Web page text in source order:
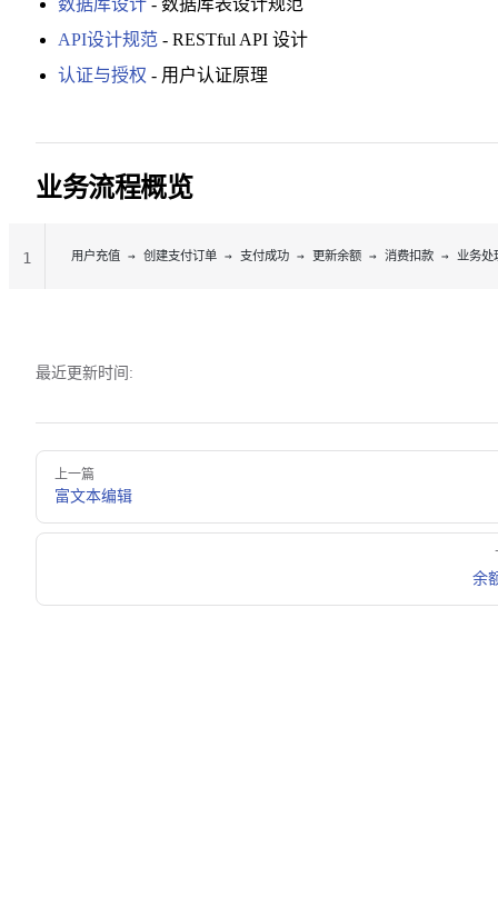
API设计规范 - RESTful API 设计
认证与授权 - 用户认证原理
业务流程概览
用户充值 → 创建支付订单 → 支付成功 → 更新余额 → 消费扣款 → 业务处
1
最近更新时间:
Pager
上一篇
富文本编辑
余